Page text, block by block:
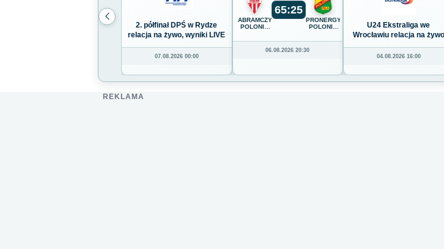
2. półfinał DPŚ w Rydze
relacja na żywo, wyniki LIVE
07.08.2026 00:00
ABRAMCZYK
POLONIA
65:25
PRONERGY
POLONIA
06.08.2026 20:30
U24 Ekstraliga we
Wrocławiu relacja na żywo
04.08.2026 16:00
REKLAMA